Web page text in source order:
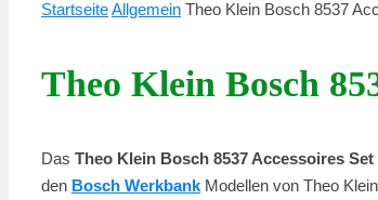
StartseiteAllgemein Theo Klein Bosch 8537
Theo Klein Bosch
Das Theo Klein Bosch 8537 Accessoires Set
den Bosch WerkbankModellen von Theo